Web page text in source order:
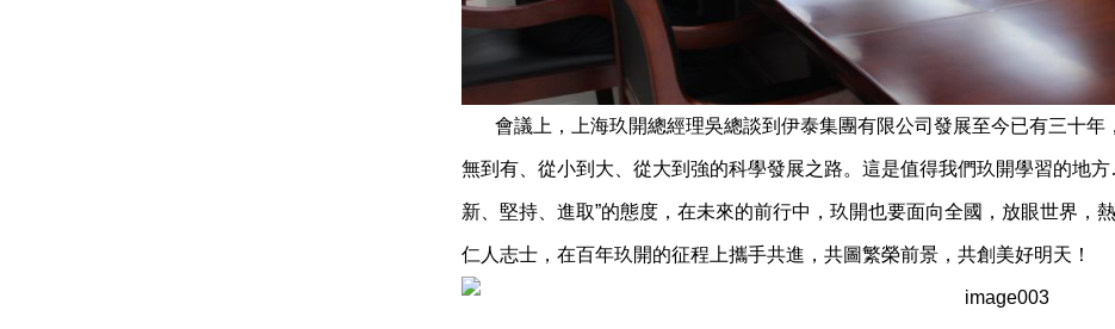
會議上，上海玖開總經理吳總談到伊泰集團有限公司發展至今已有三十
無到有、從小到大、從大到強的科學發展之路。這是值得我們玖開學習的地
新、堅持、進取”的態度，在未來的前行中，玖開也要面向全國，放眼世界，
仁人志士，在百年玖開的征程上攜手共進，共圖繁榮前景，共創美好明天！